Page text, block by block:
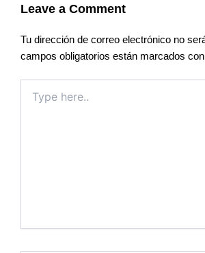
Leave a Comment
Tu dirección de correo electrónico no
campos obligatorios están marcados con
here..